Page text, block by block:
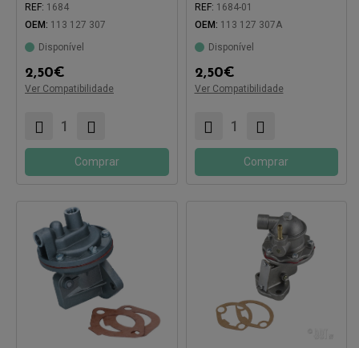
REF: 1684
OEM: 113 127 307
Disponível
2,50€
Ver Compatibilidade
Compatível com:
Comprar
REF: 1684-01
OEM: 113 127 307A
Disponível
2,50€
Ver Compatibilidade
Compatível com:
Comprar